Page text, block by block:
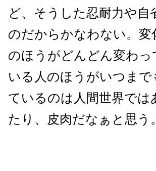
ど、そうした忍耐力や
のだからかなわない。
のほうがどんどん変わ
いる人のほうがいつま
ているのは人間世界で
たり、皮肉だなぁと思う。